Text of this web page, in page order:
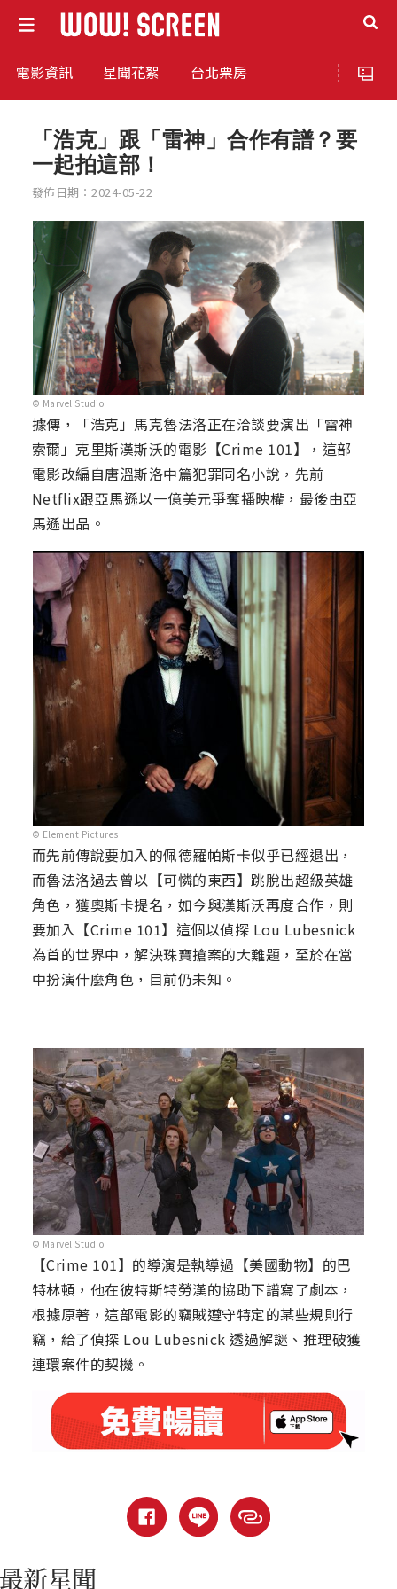
電影資訊 星聞花絮 台北票房
「浩克」跟「雷神」合作有譜？要
一起拍這部！
發佈日期：2024-05-22
© Marvel Studio
據傳，「浩克」馬克魯法洛正在洽談要演出「雷神
索爾」克里斯漢斯沃的電影【Crime 101】，這部
電影改編自唐溫斯洛中篇犯罪同名小說，先前
Netflix跟亞馬遜以一億美元爭奪播映權，最後由亞
馬遜出品。
© Element Pictures
而先前傳說要加入的佩德羅帕斯卡似乎已經退出，
而魯法洛過去曾以【可憐的東西】跳脫出超級英雄
角色，獲奧斯卡提名，如今與漢斯沃再度合作，則
要加入【Crime 101】這個以偵探 Lou Lubesnick
為首的世界中，解決珠寶搶案的大難題，至於在當
中扮演什麼角色，目前仍未知。
© Marvel Studio
【Crime 101】的導演是執導過【美國動物】的巴
特林頓，他在彼特斯特勞漢的協助下譜寫了劇本，
根據原著，這部電影的竊賊遵守特定的某些規則行
竊，給了偵探 Lou Lubesnick 透過解謎、推理破獲
連環案件的契機。